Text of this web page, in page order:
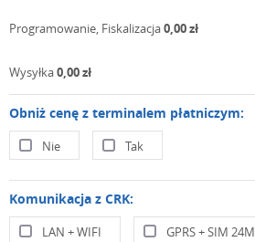
Programowanie, Fiskalizacja0,00 zł
Wysyłka0,00 zł
Obniż cenę z terminalem płatniczym:
Nie Tak
Komunikacja z CRK:
LAN + WIFI GPRS + SIM 24M